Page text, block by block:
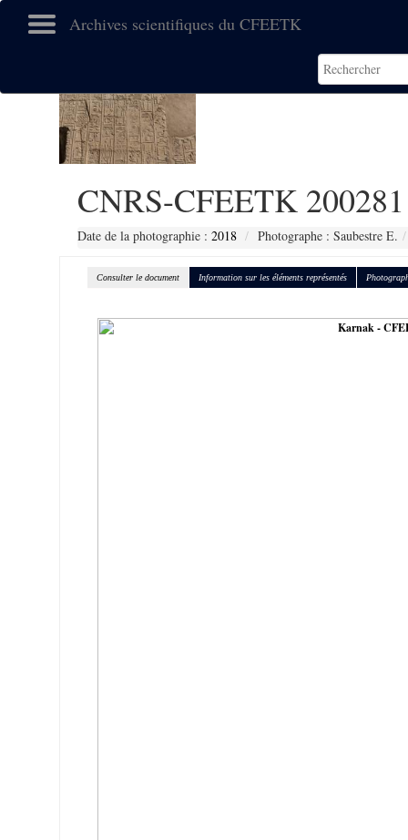
Archives scientifiques du CFEETK
CNRS-CFEETK 200281
Date de la photographie : 2018 Photographe : Saubestre E.
Consulter le document Information sur les éléments représentés